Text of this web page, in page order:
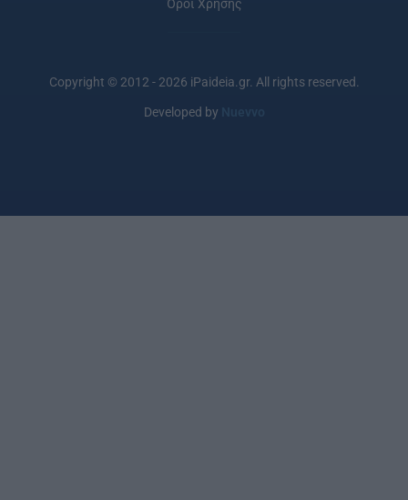
Όροι Χρήσης
Copyright © 2012 - 2026 iPaideia.gr. All rights reserved.
Developed by